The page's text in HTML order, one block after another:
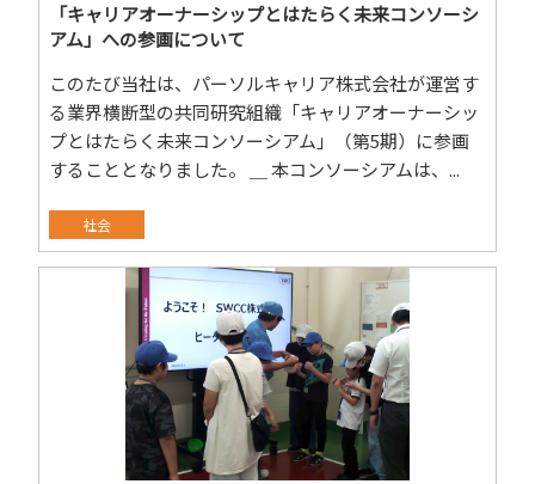
「キャリアオーナーシップとはたらく未来コンソーシ
アム」への参画について
このたび当社は、パーソルキャリア株式会社が運営す
る業界横断型の共同研究組織「キャリアオーナーシッ
プとはたらく未来コンソーシアム」（第5期）に参画
することとなりました。 ＿ 本コンソーシアムは、...
社会